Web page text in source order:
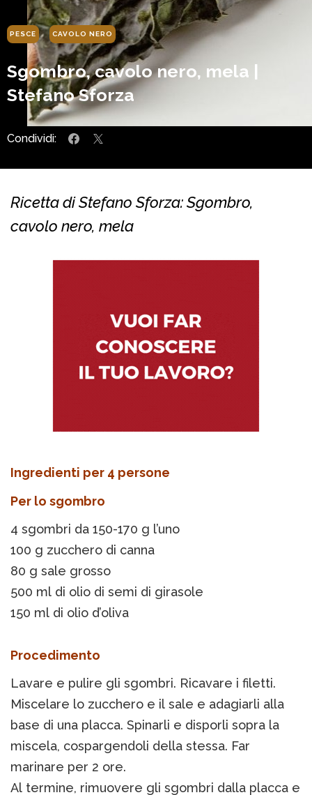
PESCE CAVOLO NERO
Sgombro, cavolo nero, mela |
Stefano Sforza
Condividi:
Ricetta di Stefano Sforza: Sgombro,
cavolo nero, mela
Ingredienti per 4 persone
Per lo sgombro
4 sgombri da 150-170 g l’uno
100 g zucchero di canna
80 g sale grosso
500 ml di olio di semi di girasole
150 ml di olio d’oliva
Procedimento
Lavare e pulire gli sgombri. Ricavare i filetti.
Miscelare lo zucchero e il sale e adagiarli alla
base di una placca. Spinarli e disporli sopra la
miscela, cospargendoli della stessa. Far
marinare per 2 ore.
Al termine, rimuovere gli sgombri dalla placca e